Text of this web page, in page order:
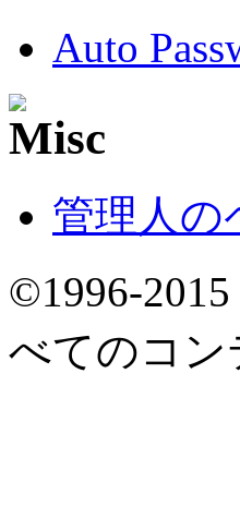
Auto
管理人の
©1996-2015
べてのコン